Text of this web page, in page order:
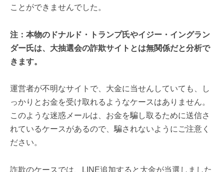
ことができませんでした。
注：本物のドナルド・トランプ氏やイジー・イングラン
ダー氏は、大抽選会の詐欺サイトとは無関係だと分析で
きます。
運営者が不明なサイトで、大金に当せんしていても、し
っかりとお金を受け取れるようなケースはありません。
このような迷惑メールは、お金を騙し取るために送信さ
れているケースがあるので、騙されないようにご注意く
ださい。
詐欺のケースでは、LINE追加すると大金が当選しました